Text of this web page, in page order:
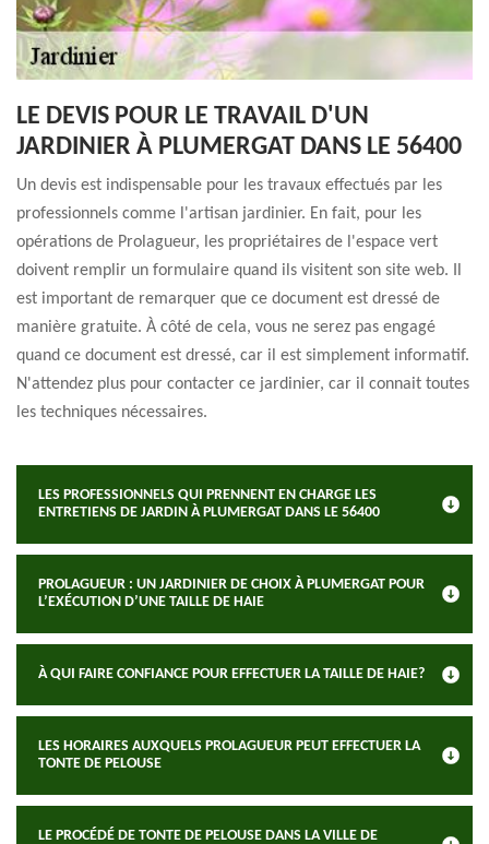
LE DEVIS POUR LE TRAVAIL D'UN
JARDINIER À PLUMERGAT DANS LE 56400
Un devis est indispensable pour les travaux effectués par les
professionnels comme l'artisan jardinier. En fait, pour les
opérations de Prolagueur, les propriétaires de l'espace vert
doivent remplir un formulaire quand ils visitent son site web. Il
est important de remarquer que ce document est dressé de
manière gratuite. À côté de cela, vous ne serez pas engagé
quand ce document est dressé, car il est simplement informatif.
N'attendez plus pour contacter ce jardinier, car il connait toutes
les techniques nécessaires.
LES PROFESSIONNELS QUI PRENNENT EN CHARGE LES
ENTRETIENS DE JARDIN À PLUMERGAT DANS LE 56400
PROLAGUEUR : UN JARDINIER DE CHOIX À PLUMERGAT POUR
L’EXÉCUTION D’UNE TAILLE DE HAIE
À QUI FAIRE CONFIANCE POUR EFFECTUER LA TAILLE DE HAIE?
LES HORAIRES AUXQUELS PROLAGUEUR PEUT EFFECTUER LA
TONTE DE PELOUSE
LE PROCÉDÉ DE TONTE DE PELOUSE DANS LA VILLE DE